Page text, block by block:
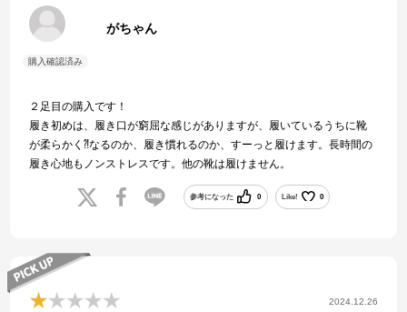
がちゃん
２足目の購入です！
履き初めは、履き口が窮屈な感じがありますが、履いているうちに靴
が柔らかく⁈なるのか、履き慣れるのか、すーっと履けます。長時間の
履き心地もノンストレスです。他の靴は履けません。
参考になった 0 Like! 0
2024.12.26